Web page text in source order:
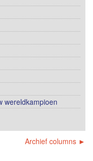
wereldkampioen
Archief columns ►